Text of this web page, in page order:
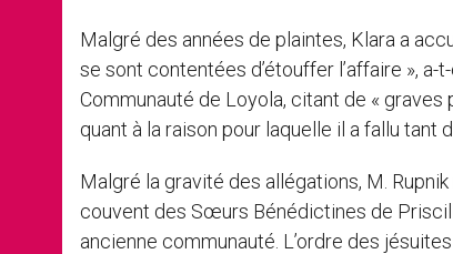
Malgré des années de plaintes, Klara a
se sont contentées d’étouffer l’affaire »,
Communauté de Loyola, citant de «
quant à la raison pour laquelle il a fallu tant
Malgré la gravité des allégations, M.
couvent des Sœurs Bénédictines de
ancienne communauté. L’ordre des